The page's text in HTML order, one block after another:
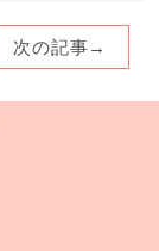
次の記事→